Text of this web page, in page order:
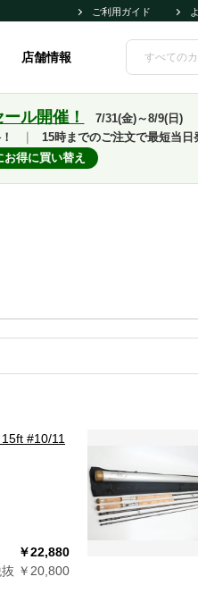
ご利用ガイド
店舗情報
ル開催！
7/31(金)～8/9(日)
15時までのご注文で最短当日
得に買い替え
#10/11
￥22,880
￥20,800